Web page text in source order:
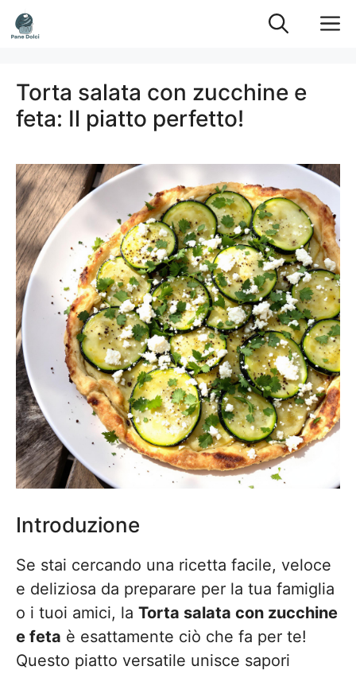
Vai
al
Torta salata con zucchine e
feta: Il piatto perfetto!
Introduzione
Se stai cercando una ricetta facile, veloce
e deliziosa da preparare per la tua famiglia
o i tuoi amici, la Torta salata con zucchine
e feta è esattamente ciò che fa per te!
Questo piatto versatile unisce sapori